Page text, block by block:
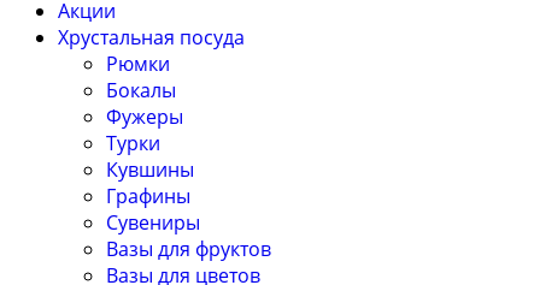
Акции
Хрустальная посуда
Рюмки
Бокалы
Фужеры
Турки
Кувшины
Графины
Сувениры
Вазы для фруктов
Вазы для цветов